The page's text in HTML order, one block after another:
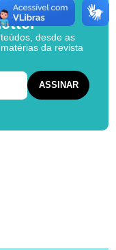
desde as
da revista